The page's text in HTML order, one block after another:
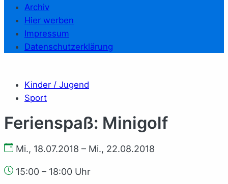
Archiv
Hier werben
Impressum
Datenschutzerklärung
Kinder / Jugend
Sport
Ferienspaß: Minigolf
Mi., 18.07.2018 – Mi., 22.08.2018
15:00 – 18:00 Uhr